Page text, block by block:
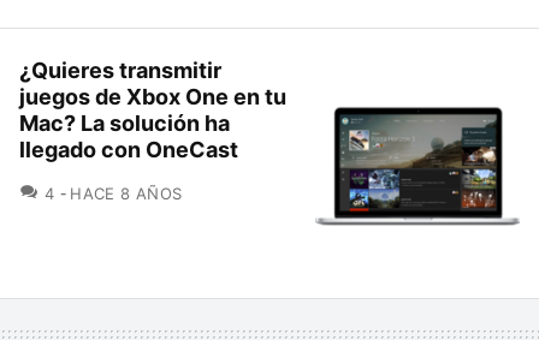
¿Quieres transmitir
juegos de Xbox One en tu
Mac? La solución ha
llegado con OneCast
4 COMENTARIOS
HACE 8 AÑOS